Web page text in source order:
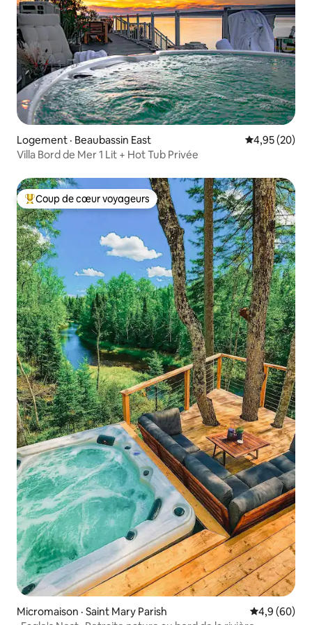
Logement · Beaubassin East Note
4,95 (20)
Villa Bord de Mer 1 Lit + Hot Tub Privée
Coup de cœur voyageurs parmi les plus aimés
Coup de cœur voyageurs
Micromaison · Saint Mary Parish Note
4,9 (60)